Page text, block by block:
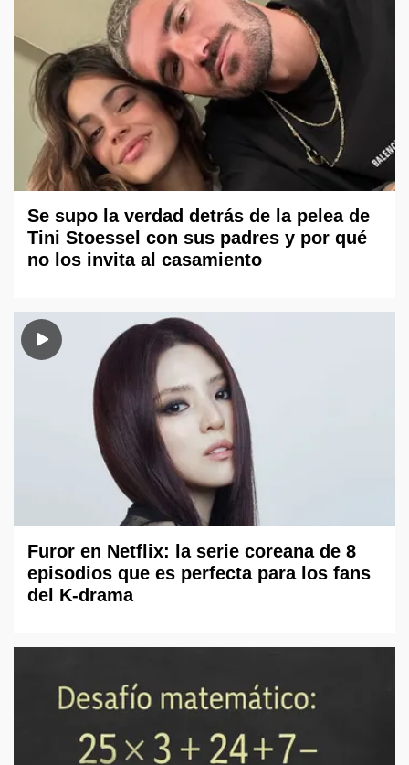
Se supo la verdad detrás de la pelea de
Tini Stoessel con sus padres y por qué
no los invita al casamiento
Furor en Netflix: la serie coreana de 8
episodios que es perfecta para los fans
del K-drama